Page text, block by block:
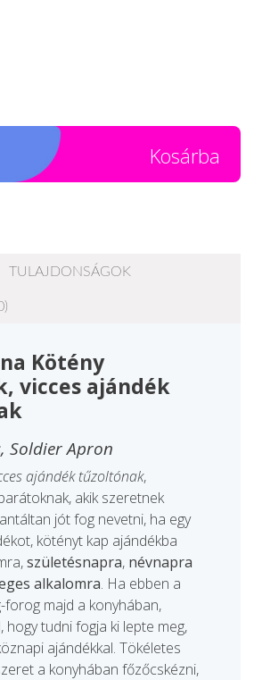
Kosárba
TULAJDONSÁGOK
Kötény
vicces ajándék
Soldier Apron
ajándék tűzoltónak,
akik szeretnek
jót fog nevetni, ha egy
kötényt kap ajándékba
születésnapra, névnapra
alkalomra. Ha ebben a
majd a konyhában,
hogy tudni fogja ki lepte meg,
ajándékkal. Tökéletes
a konyhában főzőcskézni,